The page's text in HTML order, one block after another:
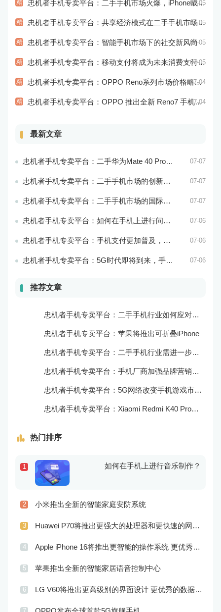
精 忠机者手机专卖平台：二手手机市场火爆，iPhone成为最受欢迎的品牌07-05
精 忠机者手机专卖平台：共享经济模式在二手手机市场的应用和探索07-05
精 忠机者手机专卖平台：智能手机市场下的社交新风尚07-05
精 忠机者手机专卖平台：移动支付将成为未来消费支付的主流方式07-05
精 忠机者手机专卖平台：OPPO Reno系列市场价格略有回升07-04
精 忠机者手机专卖平台：OPPO 推出全新 Reno7 手机，搭载高端配置07-04
最新文章
忠机者手机专卖平台：二手华为Mate 40 Pro市场价格持续波动 07-07
忠机者手机专卖平台：二手手机市场的创新发展和科技引领 07-07
忠机者手机专卖平台：二手手机市场的国际化发展和拓展海外市场 07-07
忠机者手机专卖平台：如何在手机上进行问卷调查？ 07-06
忠机者手机专卖平台：手机支付更加普及，移动支付将成为主流 07-06
忠机者手机专卖平台：5G时代即将到来，手机市场面临新机遇与挑战 07-06
推荐文章
忠机者手机专卖平台：二手手机行业如何应对新消费升级的趋势
忠机者手机专卖平台：苹果将推出可折叠iPhone
忠机者手机专卖平台：二手手机行业需进一步扩大市场份额
忠机者手机专卖平台：手机厂商加强品牌营销和用户服务
忠机者手机专卖平台：5G网络改变手机游戏市场格局
忠机者手机专卖平台：Xiaomi Redmi K40 Pro发布，搭载顶级的处理器和优秀的摄像头
热门排序
1 如何在手机上进行音乐制作？
2 小米推出全新的智能家庭安防系统
3 Huawei P70将推出更强大的处理器和更快速的网络连接
4 Apple iPhone 16将推出更智能的操作系统 更优秀的音频效果
5 苹果推出全新的智能家居语音控制中心
6 LG V60将推出更高级别的界面设计 更优秀的数据隐私保护